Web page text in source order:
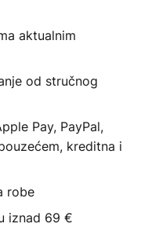
aktualnim
od stručnog
Pay, PayPal,
kreditna i
robe
iznad 69 €